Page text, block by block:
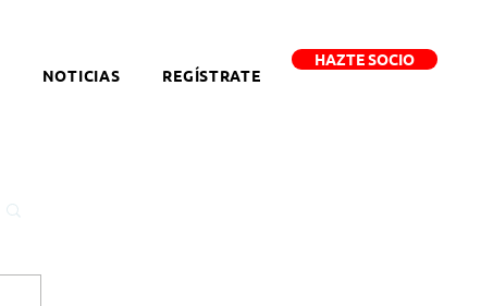
NOTICIAS REGÍSTRATE
HAZTE SOCIO